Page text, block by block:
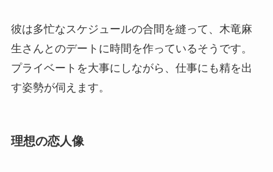
彼は多忙なスケジュールの合間を縫って、木竜麻
生さんとのデートに時間を作っているそうです。
プライベートを大事にしながら、仕事にも精を出
す姿勢が伺えます。
理想の恋人像